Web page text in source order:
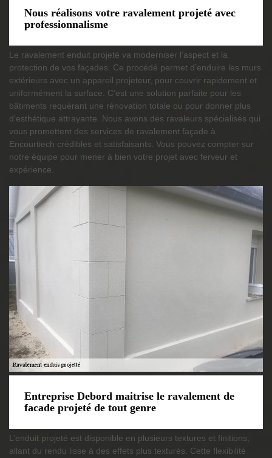
Nous réalisons votre ravalement projeté avec
professionnalisme
Le ravalement enduit projeté va moderniser l’aspect et la
protection de vos façades. Ce procédé permet d’enduire les murs
extérieurs avec un appareil projeteur, pour couvrir rapidement et
uniformément la surface. C’est une solution parfaite pour les
bâtiments requérant une rénovation totale ou pour donner plus
d’esthétique attrayante. Nous avons des ravaleurs spécialisés qui
vous promettent des services de ravalement façade à
Encourtiech crédibles et satisfaisants. Vous pouvez compter sur
notre équipe pour mener à bien votre projet avec ferveur et
expérience.
Entreprise Debord maitrise le ravalement de
facade projeté de tout genre
L’enduit projeté est disponible en plusieurs textures et finitions,
allant du rendu lisse à des effets plus texturés. Cette flexibilité